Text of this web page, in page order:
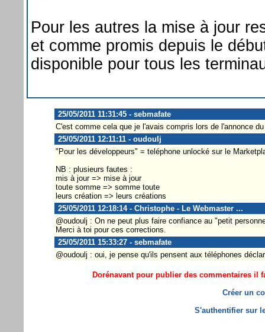
Pour les autres la mise à jour
et comme promis depuis le
disponible pour tous les
25/05/2011 11:31:45 - sebmafate
C'est comme cela que je l'avais compris lors de l'annonce
25/05/2011 12:11:11 - oudoulj
"Pour les développeurs" = teléphone unlocké sur le
NB : plusieurs fautes :
mis à jour => mise à jour
toute somme => somme toute
leurs création => leurs créations
25/05/2011 12:18:14 - Christophe - Le Webmaster ...
@oudoulj : On ne peut plus faire confiance au "petit
Merci à toi pour ces corrections.
25/05/2011 15:33:27 - sebmafate
@oudoulj : oui, je pense qu'ils pensent aux téléphones
Dorénavant pour publier des commentaires il
Créer un
S'authentifier sur